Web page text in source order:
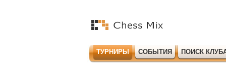
ТУРНИРЫ СОБЫТИЯ ПОИСК